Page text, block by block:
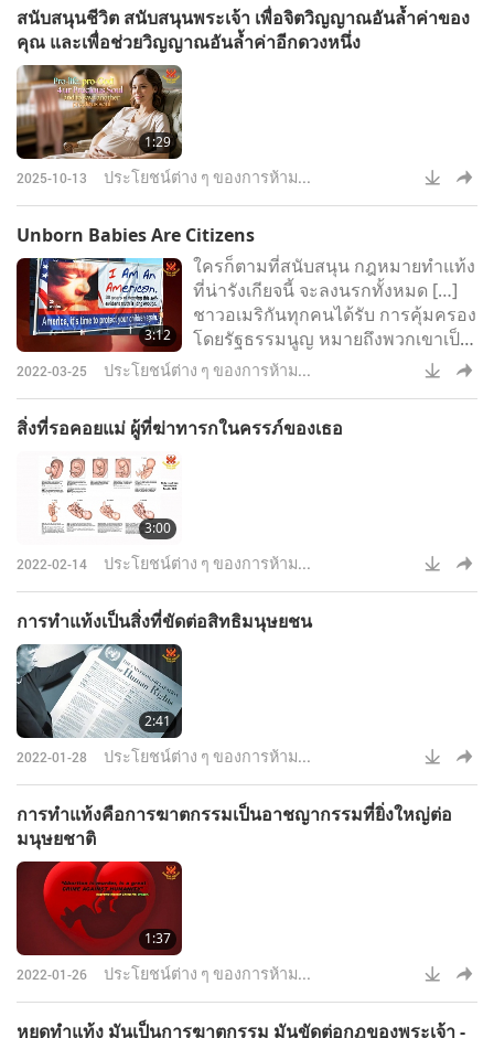
สนับสนุนชีวิต สนับสนุนพระเจ้า เพื่อจิตวิญญาณอันล้ำค่าของ
คุณ และเพื่อช่วยวิญญาณอันล้ำค่าอีกดวงหนึ่ง
1:29
2025-10-13 ประโยชน์ต่าง ๆ ของการห้าม...
Unborn Babies Are Citizens
3:12
ใครก็ตามที่สนับสนุน กฎหมายทำแท้ง
ที่น่ารังเกียจนี้ จะลงนรกทั้งหมด […]
ชาวอเมริกันทุกคนได้รับ การคุ้มครอง
โดยรัฐธรรมนูญ หมายถึงพวกเขาเป็น
พลเมืองอเมริกัน พวกเขาต่างมีสิทธิ
ในการใช้ชีวิตอย่างปลอดภัยและ
เขาไม่ใช่ศัตรูด้วยซ้ำ พวกเขาไม่ได้ก่อ
2022-03-25 ประโยชน์ต่าง ๆ ของการห้าม...
สิ่งที่รอคอยแม่ ผู้ที่ฆ่าทารกในครรภ์ของเธอ
3:00
2022-02-14 ประโยชน์ต่าง ๆ ของการห้าม...
การทำแท้งเป็นสิ่งที่ขัดต่อสิทธิมนุษยชน
2:41
2022-01-28 ประโยชน์ต่าง ๆ ของการห้าม...
การทำแท้งคือการฆาตกรรมเป็นอาชญากรรมที่ยิ่งใหญ่ต่อ
มนุษยชาติ
1:37
2022-01-26 ประโยชน์ต่าง ๆ ของการห้าม...
หยุดทำแท้ง มันเป็นการฆาตกรรม มันขัดต่อกฎของพระเจ้า -